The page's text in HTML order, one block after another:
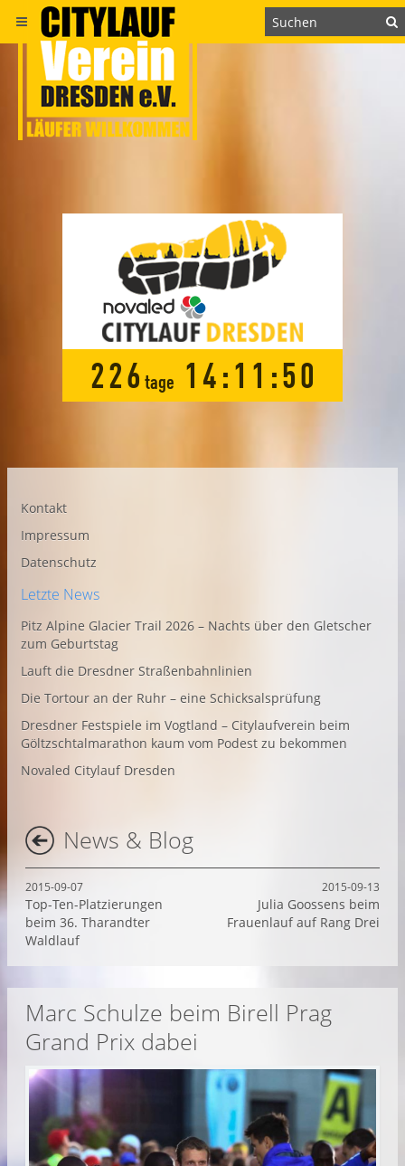
226 tage 1 4 : 1 1 :49
Kontakt
Impressum
Datenschutz
Letzte News
Pitz Alpine Glacier Trail 2026 – Nachts über den Gletscher
zum Geburtstag
Lauft die Dresdner Straßenbahnlinien
Die Tortour an der Ruhr – eine Schicksalsprüfung
Dresdner Festspiele im Vogtland – Citylaufverein beim
Göltzschtalmarathon kaum vom Podest zu bekommen
Novaled Citylauf Dresden
News & Blog
2015-09-13
Julia Goossens beim
Frauenlauf auf Rang Drei
2015-09-07
Top-Ten-Platzierungen
beim 36. Tharandter
Waldlauf
Marc Schulze beim Birell Prag
Grand Prix dabei